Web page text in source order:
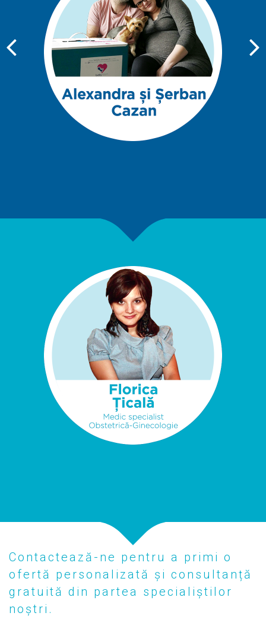
Contactează-ne pentru a primi o
ofertă personalizată și consultanță
gratuită din partea specialiștilor
noștri.